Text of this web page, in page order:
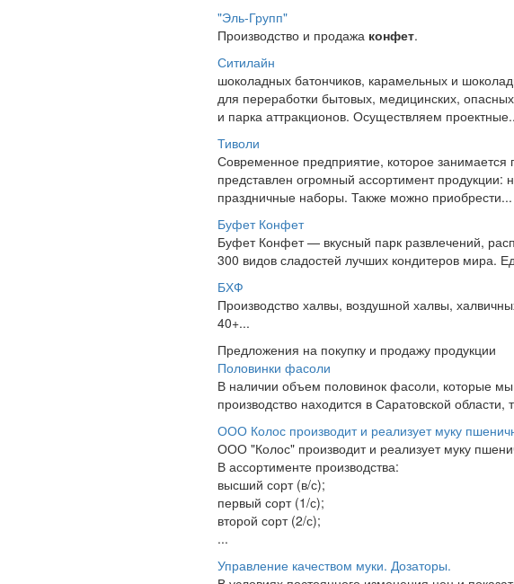
"Эль-Групп"
Производство и продажа конфет.
Ситилайн
шоколадных батончиков, карамельных и
для переработки бытовых, медицинских,
и парка аттракционов. Осуществляем
Тиволи
Современное предприятие, которое
представлен огромный ассортимент
праздничные наборы. Также можно приобрести...
Буфет Конфет
Буфет Конфет — вкусный парк развлечений,
300 видов сладостей лучших кондитеров мира.
БХФ
Производство халвы, воздушной халвы,
40+...
Предложения на покупку и продажу продукции
Половинки фасоли
В наличии объем половинок фасоли, которые
производство находится в Саратовской
ООО Колос производит и реализует муку
ООО "Колос" производит и реализует муку
В ассортименте производства:
высший сорт (в/с);
первый сорт (1/с);
второй сорт (2/с);
...
Управление качеством муки. Дозаторы.